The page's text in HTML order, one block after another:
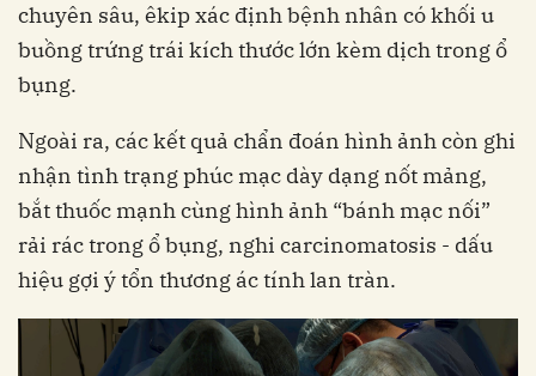
chuyên sâu, êkip xác định bệnh nhân có khối u
buồng trứng trái kích thước lớn kèm dịch trong ổ
bụng.
Ngoài ra, các kết quả chẩn đoán hình ảnh còn ghi
nhận tình trạng phúc mạc dày dạng nốt mảng,
bắt thuốc mạnh cùng hình ảnh “bánh mạc nối”
rải rác trong ổ bụng, nghi carcinomatosis - dấu
hiệu gợi ý tổn thương ác tính lan tràn.